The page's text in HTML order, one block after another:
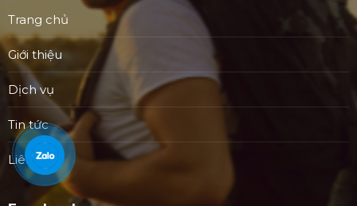
Trang chủ
Giới thiệu
Dịch vụ
Tin tức
Liên hệ